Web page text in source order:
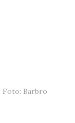
Foto: Barbro